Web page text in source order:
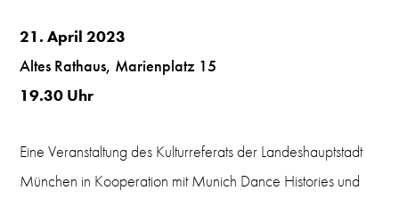
21. April 2023
Altes Rathaus, Marienplatz 15
19.30 Uhr
Eine Veranstaltung des Kulturreferats der Landeshauptstadt
München in Kooperation mit Munich Dance Histories und